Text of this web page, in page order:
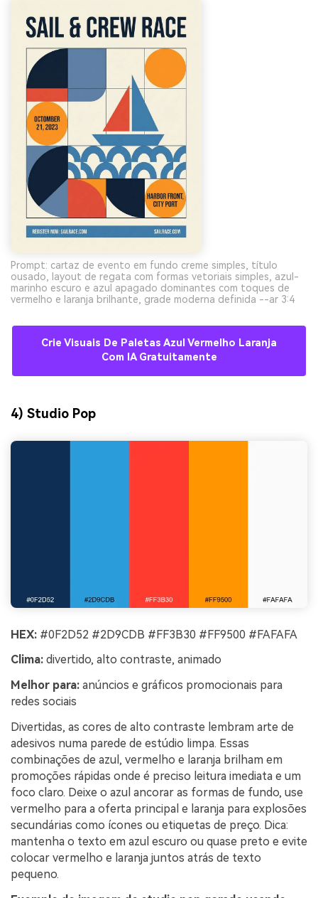
Prompt: cartaz de evento em fundo creme simples, título
ousado, layout de regata com formas vetoriais simples, azul-
marinho escuro e azul apagado dominantes com toques de
vermelho e laranja brilhante, grade moderna definida --ar 3:4
Crie Visuais De Paletas Azul Vermelho Laranja
Com IA Gratuitamente
4) Studio Pop
HEX: #0F2D52 #2D9CDB #FF3B30 #FF9500 #FAFAFA
Clima: divertido, alto contraste, animado
Melhor para: anúncios e gráficos promocionais para
redes sociais
Divertidas, as cores de alto contraste lembram arte de
adesivos numa parede de estúdio limpa. Essas
combinações de azul, vermelho e laranja brilham em
promoções rápidas onde é preciso leitura imediata e um
foco claro. Deixe o azul ancorar as formas de fundo, use
vermelho para a oferta principal e laranja para explosões
secundárias como ícones ou etiquetas de preço. Dica:
mantenha o texto em azul escuro ou quase preto e evite
colocar vermelho e laranja juntos atrás de texto
pequeno.